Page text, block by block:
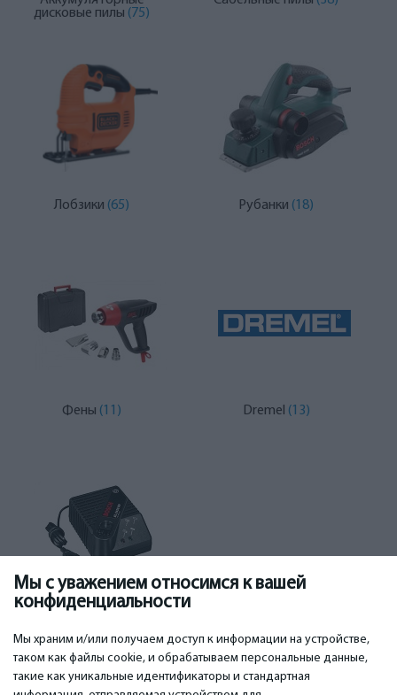
Мы с уважением относимся к вашей
конфиденциальности
Мы храним и/или получаем доступ к информации на устройстве,
таком как файлы cookie, и обрабатываем персональные данные,
такие как уникальные идентификаторы и стандартная
дисковые пилы (75)
Лобзики (65) Рубанки (18)
Фены (11) Dremel (13)